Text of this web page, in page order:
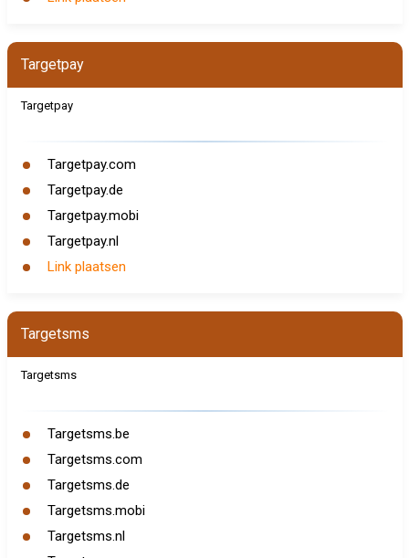
Targetpay
Targetpay
Targetpay.com
Targetpay.de
Targetpay.mobi
Targetpay.nl
Link plaatsen
Targetsms
Targetsms
Targetsms.be
Targetsms.com
Targetsms.de
Targetsms.mobi
Targetsms.nl